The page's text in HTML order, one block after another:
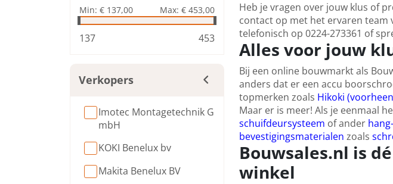
Min: € 137,00 Max: € 453,00
137 453
Verkopers
Imotec Montagetechnik G
mbH
KOKI Benelux bv
Makita Benelux BV
Heb je vragen over jouw klus of
contact op met het ervaren team
telefonisch op 0224-273361 of
Alles voor jouw
Bij een online bouwmarkt als
anders dat er een accu
topmerken zoals Hikoki
Maar er is meer! Als je eenmaal
schuifdeursysteem of ander
bevestigingsmaterialen zoals
Bouwsales.nl is
winkel